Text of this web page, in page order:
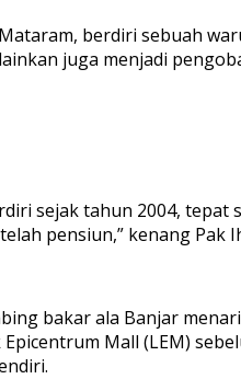
berdiri sebuah
juga menjadi
sejak tahun 2004, tepat
pensiun,” kenang Pak
bakar ala Banjar
Mall (LEM)